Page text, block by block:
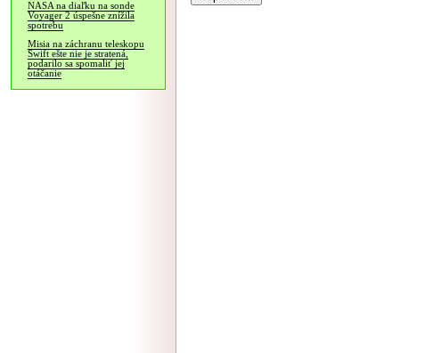
NASA na diaľku na sonde
Voyager 2 úspešne znížila
spotrebu
Misia na záchranu teleskopu
Swift ešte nie je stratená,
podarilo sa spomaliť jej
otáčanie